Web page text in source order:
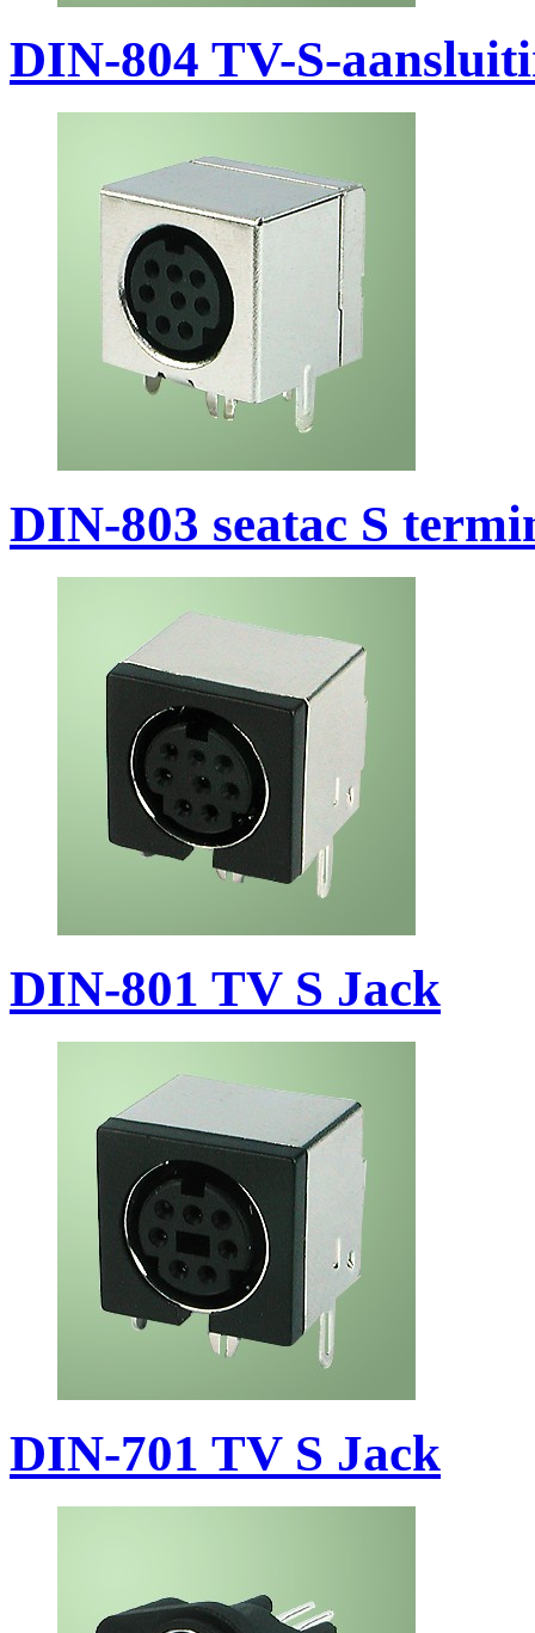
DIN-804 TV-S-
DIN-803 seatac S
DIN-801 TV S Jack
DIN-701 TV S Jack